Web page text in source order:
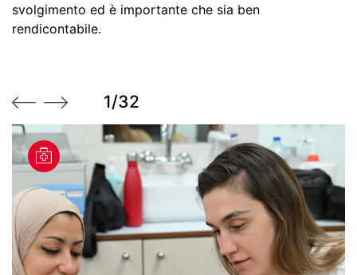
svolgimento ed è importante che sia ben
rendicontabile.
1/32